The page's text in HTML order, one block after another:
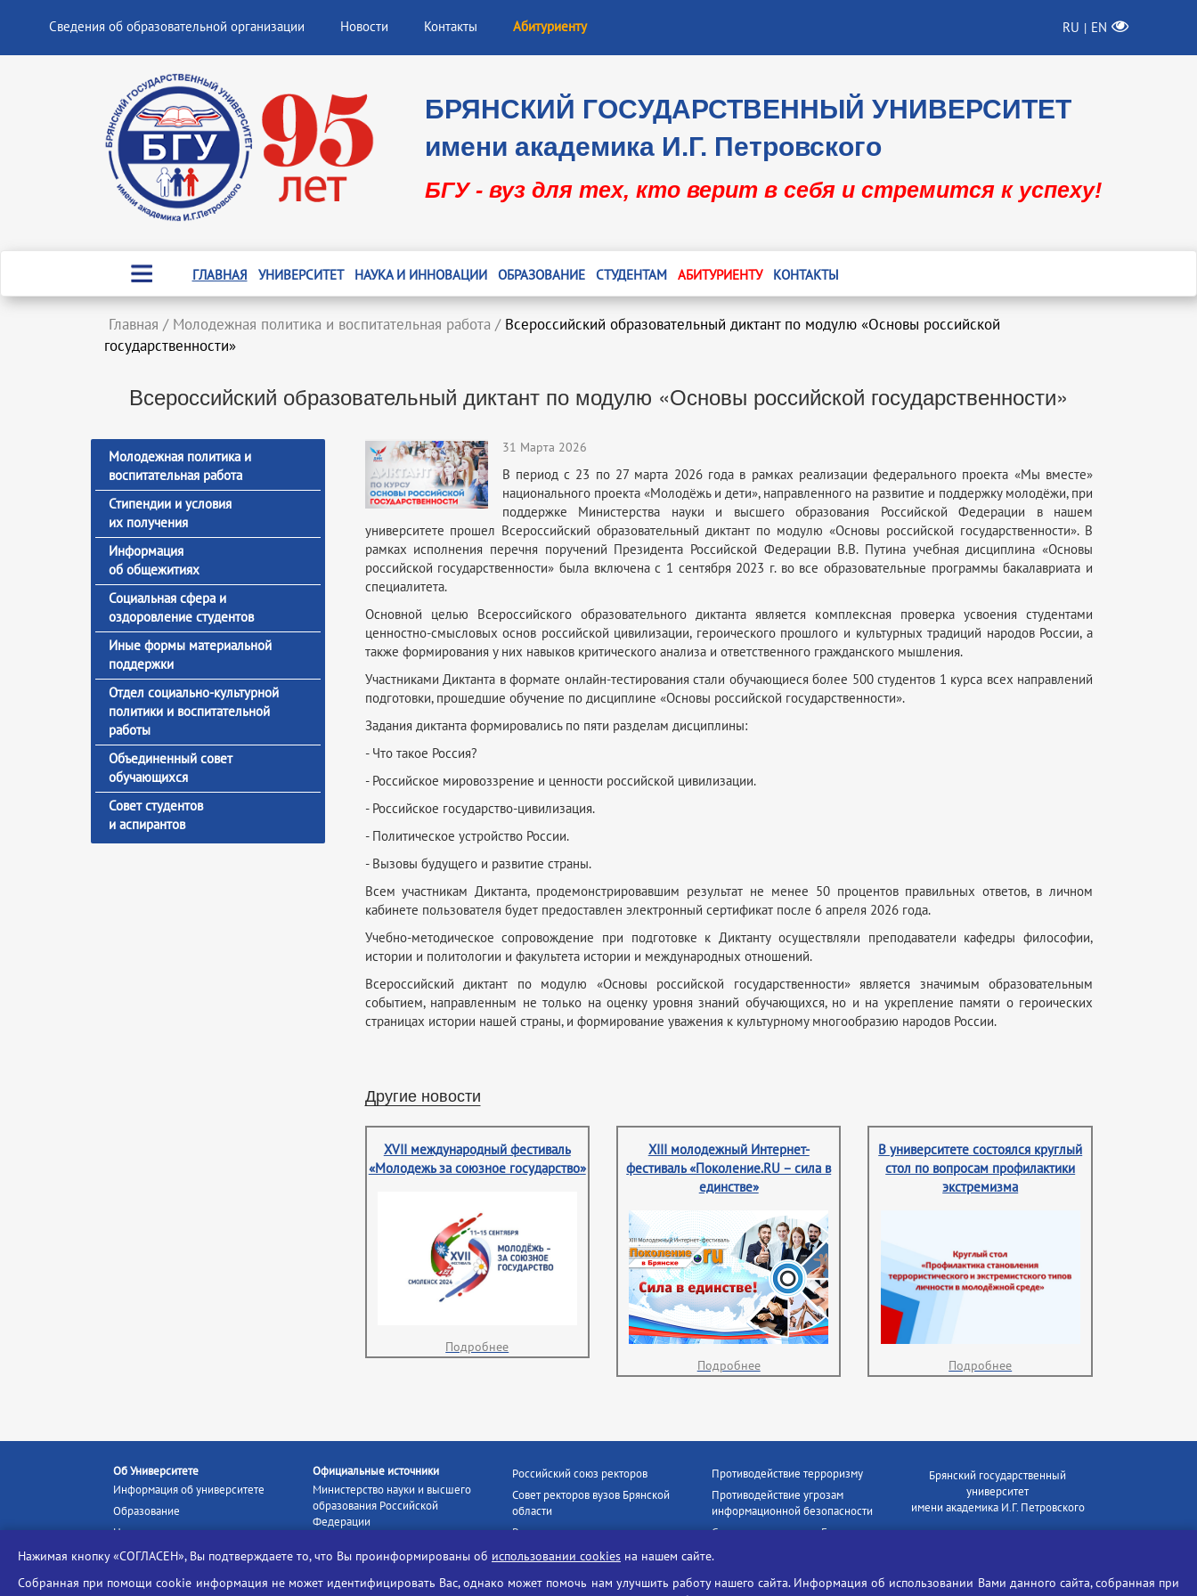
Сведения об образовательной организации Новости Контакты Абитуриенту RU | EN
БРЯНСКИЙ ГОСУДАРСТВЕННЫЙ УНИВЕРСИТЕТ
имени академика И.Г. Петровского
БГУ - вуз для тех, кто верит в себя и стремится к успеху!
ГЛАВНАЯ УНИВЕРСИТЕТ НАУКА И ИННОВАЦИИ ОБРАЗОВАНИЕ СТУДЕНТАМ АБИТУРИЕНТУ КОНТАКТЫ
Главная / Молодежная политика и воспитательная работа / Всероссийский образовательный диктант по модулю «Основы российской
государственности»
Всероссийский образовательный диктант по модулю «Основы российской государственности»
Молодежная политика и
воспитательная работа
Стипендии и условия
их получения
Информация
об общежитиях
Социальная сфера и
оздоровление студентов
Иные формы материальной
поддержки
Отдел социально-культурной
политики и воспитательной
работы
Объединенный совет
обучающихся
Совет студентов
и аспирантов
31 Марта 2026
В период с 23 по 27 марта 2026 года в рамках реализации федерального проекта «Мы вместе»
национального проекта «Молодёжь и дети», направленного на развитие и поддержку молодёжи, при
поддержке Министерства науки и высшего образования Российской Федерации в нашем
университете прошел Всероссийский образовательный диктант по модулю «Основы российской государственности». В
рамках исполнения перечня поручений Президента Российской Федерации В.В. Путина учебная дисциплина «Основы
российской государственности» была включена с 1 сентября 2023 г. во все образовательные программы бакалавриата и
специалитета.
Основной целью Всероссийского образовательного диктанта является комплексная проверка усвоения студентами
ценностно-смысловых основ российской цивилизации, героического прошлого и культурных традиций народов России, а
также формирования у них навыков критического анализа и ответственного гражданского мышления.
Участниками Диктанта в формате онлайн-тестирования стали обучающиеся более 500 студентов 1 курса всех направлений
подготовки, прошедшие обучение по дисциплине «Основы российской государственности».
Задания диктанта формировались по пяти разделам дисциплины:
- Что такое Россия?
- Российское мировоззрение и ценности российской цивилизации.
- Российское государство-цивилизация.
- Политическое устройство России.
- Вызовы будущего и развитие страны.
Всем участникам Диктанта, продемонстрировавшим результат не менее 50 процентов правильных ответов, в личном
кабинете пользователя будет предоставлен электронный сертификат после 6 апреля 2026 года.
Учебно-методическое сопровождение при подготовке к Диктанту осуществляли преподаватели кафедры философии,
истории и политологии и факультета истории и международных отношений.
Всероссийский диктант по модулю «Основы российской государственности» является значимым образовательным
событием, направленным не только на оценку уровня знаний обучающихся, но и на укрепление памяти о героических
страницах истории нашей страны, и формирование уважения к культурному многообразию народов России.
Другие новости
XVII международный фестиваль
«Молодежь за союзное государство»
Подробнее
XIII молодежный Интернет-
фестиваль «Поколение.RU – сила в
единстве»
Подробнее
В университете состоялся круглый
стол по вопросам профилактики
экстремизма
Подробнее
Об Университете
Информация об университете
Образование
Наука и инновации
Абитуриенту
Официальные источники
Министерство науки и высшего
образования Российской
Федерации
Портал «Российское
образование»
Российский союз ректоров
Совет ректоров вузов Брянской
области
Росстудцентр
Наши партнёры
Противодействие терроризму
Противодействие угрозам
информационной безопасности
Социальные ролики - Генеральная
БГУ против наркотиков
Брянский государственный
университет
имени академика И.Г. Петровского
Телефон: +7(4832)58-90-85
Нажимая кнопку «СОГЛАСЕН», Вы подтверждаете то, что Вы проинформированы об использовании cookies на нашем сайте.
Собранная при помощи cookie информация не может идентифицировать Вас, однако может помочь нам улучшить работу нашего сайта. Информация об использовании Вами данного сайта, собранная при